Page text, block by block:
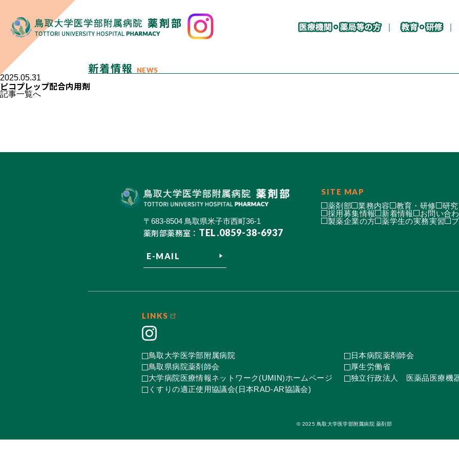
新着情報 NEWS
2025.05.31
ピコプレップ配合内用剤
記事一覧へ
〒683-8504 鳥取県米子市西町36-1
薬剤部薬務室： TEL.0859-38-6937
E-MAIL
SITE MAP
薬剤部 業務内容 教育・研修 研
採用募集情報
新着情報 お問い合
製薬企業の方
薬学生の実務実習
LINKS
鳥取大学医学部附属病院
日本病院薬剤師会
鳥取県病院薬剤師会
厚生労働省
大学病院医療情報ネットワーク(UMIN)ホームページ
独立行政法人 医薬品医療機
くすりの適正使用協議会(日本RAD-AR協議会)
© 2025 鳥取大学医学部附属病院 薬剤部